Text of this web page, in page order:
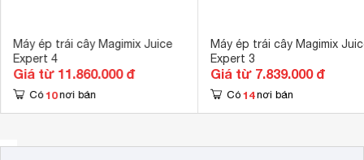
Máy ép trái cây Magimix Juice
Expert 4
Giá từ 11.860.000 đ
Có 10 nơi bán
Máy ép trái cây Magimix
Expert 3
Giá từ 7.839.000 đ
Có 14 nơi bán